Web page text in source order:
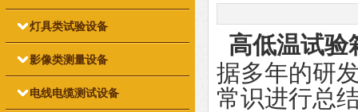
灯具类试验设备
影像类测量设备
电线电缆测试设备
高低温试验
据多年的研
常识进行总